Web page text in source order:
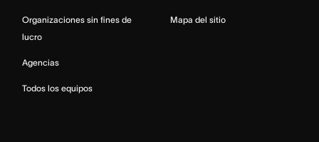
Organizaciones sin fines de
lucro
Agencias
Todos los equipos
Mapa del sitio